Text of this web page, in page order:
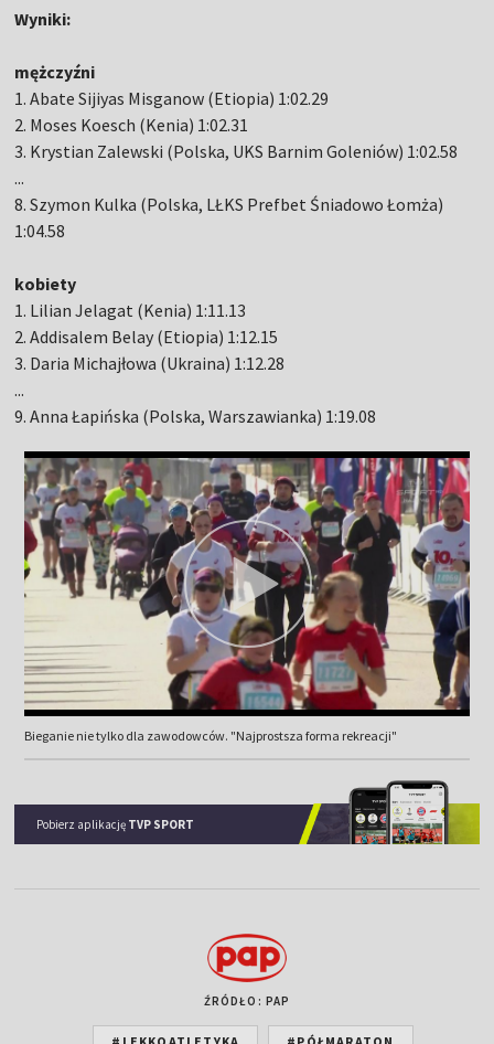
Wyniki:
mężczyźni
1. Abate Sijiyas Misganow (Etiopia) 1:02.29
2. Moses Koesch (Kenia) 1:02.31
3. Krystian Zalewski (Polska, UKS Barnim Goleniów) 1:02.58
...
8. Szymon Kulka (Polska, LŁKS Prefbet Śniadowo Łomża)
1:04.58
kobiety
1. Lilian Jelagat (Kenia) 1:11.13
2. Addisalem Belay (Etiopia) 1:12.15
3. Daria Michajłowa (Ukraina) 1:12.28
...
9. Anna Łapińska (Polska, Warszawianka) 1:19.08
Bieganie nie tylko dla zawodowców. "Najprostsza forma rekreacji"
Pobierz aplikację TVP SPORT
ŹRÓDŁO: PAP